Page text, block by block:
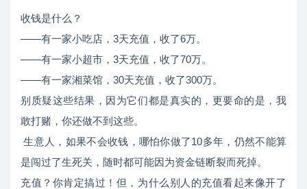
收钱是什么？
——有一家小吃店，3天充值，收了6万。
——有一家小超市，3天充值，收了70万。
——有一家湘菜馆，30天充值，收了300万。
别质疑这些结果，因为它们都是真实的，更要命的是，我
敢打赌，你还做不到这些。
生意人，如果不会收钱，哪怕你做了10多年，仍然不能算
是闯过了生死关，随时都可能因为资金链断裂而死掉。
充值？你肯定搞过！但，为什么别人的充值看起来像开了